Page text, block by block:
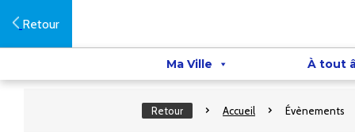
Retour
Ma Ville À tout
Retour Accueil Évènements